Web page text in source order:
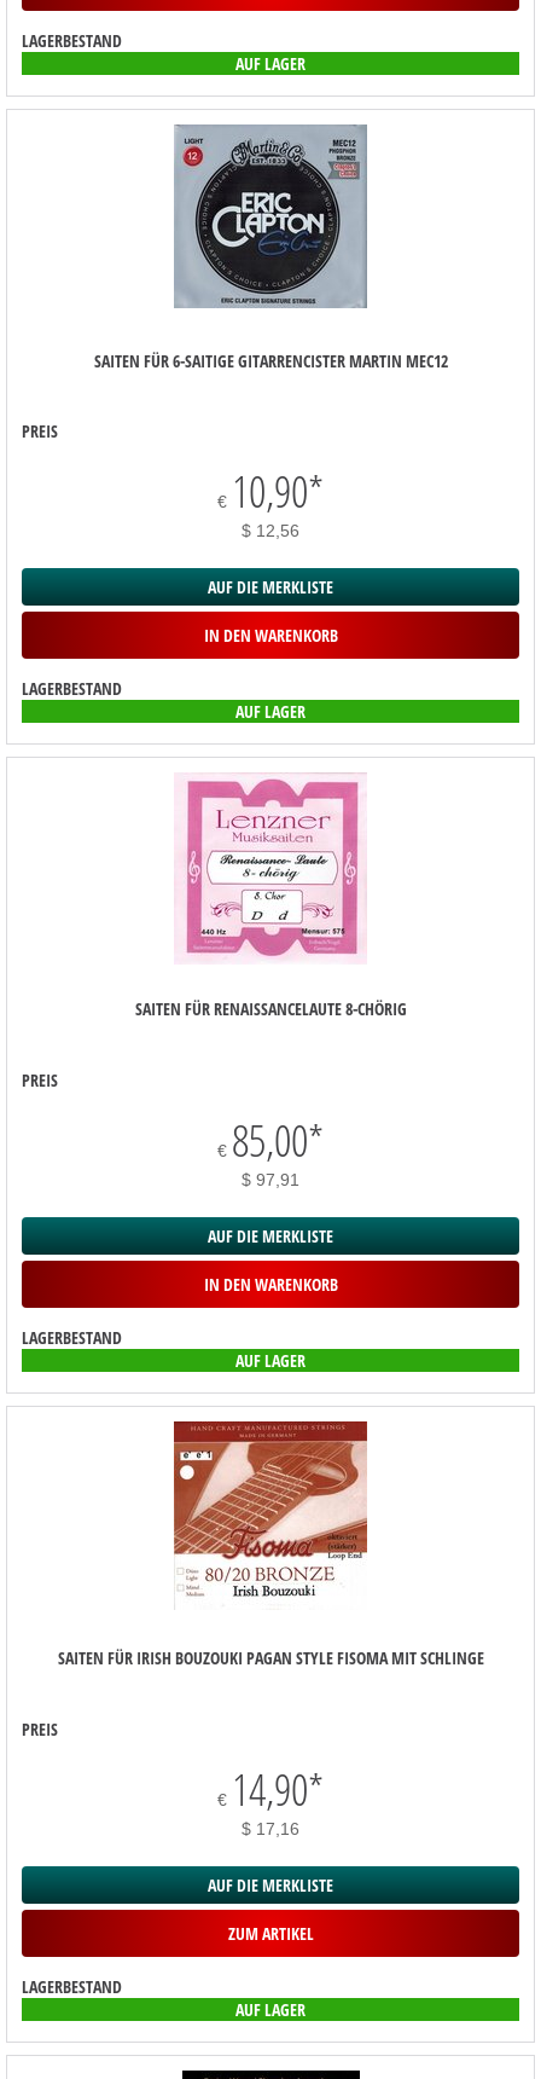
LAGERBESTAND
AUF LAGER
SAITEN FÜR 6-SAITIGE GITARRENCISTER MARTIN MEC12
PREIS
€ 10,90*
$ 12,56
AUF DIE MERKLISTE
IN DEN WARENKORB
LAGERBESTAND
AUF LAGER
SAITEN FÜR RENAISSANCELAUTE 8-CHÖRIG
PREIS
€ 85,00*
$ 97,91
AUF DIE MERKLISTE
IN DEN WARENKORB
LAGERBESTAND
AUF LAGER
SAITEN FÜR IRISH BOUZOUKI PAGAN STYLE FISOMA MIT SCHLINGE
PREIS
€ 14,90*
$ 17,16
AUF DIE MERKLISTE
ZUM ARTIKEL
LAGERBESTAND
AUF LAGER